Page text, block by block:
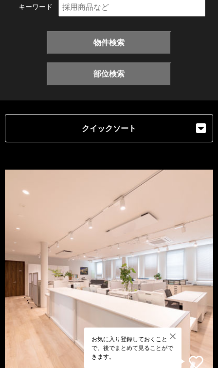
キーワード
物件検索
部位検索
クイックソート
お気に入り登録しておくこと
で、後でまとめて見ることがで
きます。